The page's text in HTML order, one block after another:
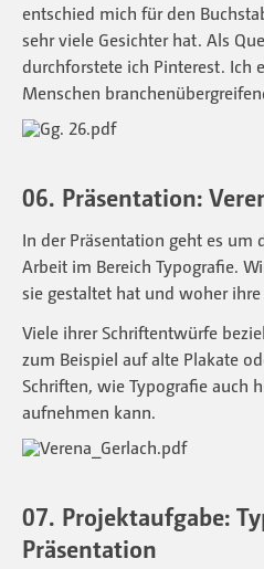
entschied mich für den
sehr viele Gesichter hat. Als
durchforstete ich Pinterest. Ich
Menschen
06. Präsentation:
In der Präsentation geht es um
Arbeit im Bereich Typografie.
sie gestaltet hat und woher
Viele ihrer Schriftentwürfe
zum Beispiel auf alte Plakate
Schriften, wie Typografie auch
aufnehmen kann.
07. Projektaufgabe:
Präsentation